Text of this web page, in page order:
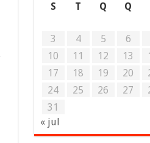
S
T Q Q
3
4 5 6
10
11 12 13
17
18 19 20
24
25 26 27
31
« jul